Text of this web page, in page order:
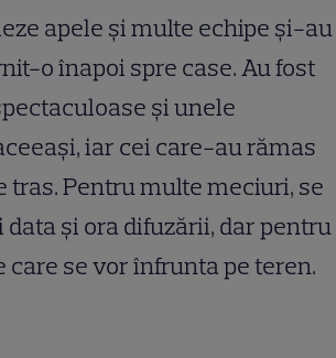
apele și multe echipe și-au
o înapoi spre case. Au fost
și unele
iar cei care-au rămas
tras. Pentru multe meciuri, se
și ora difuzării, dar pentru
care se vor înfrunta pe teren.